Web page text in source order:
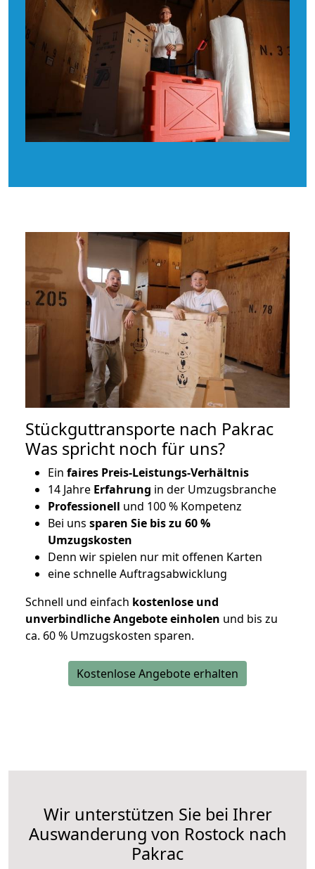
Stückguttransporte nach Pakrac
Was spricht noch für uns?
Ein faires Preis-Leistungs-Verhältnis
14 Jahre Erfahrung in der Umzugsbranche
Professionell und 100 % Kompetenz
Bei uns sparen Sie bis zu 60 %
Umzugskosten
Denn wir spielen nur mit offenen Karten
eine schnelle Auftragsabwicklung
Schnell und einfach kostenlose und
unverbindliche Angebote einholen und bis zu
ca. 60 % Umzugskosten sparen.
Kostenlose Angebote erhalten
Wir unterstützen Sie bei Ihrer
Auswanderung von Rostock nach
Pakrac